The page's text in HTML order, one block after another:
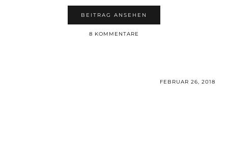
BEITRAG ANSEHEN
8 KOMMENTARE
FEBRUAR 26, 2018